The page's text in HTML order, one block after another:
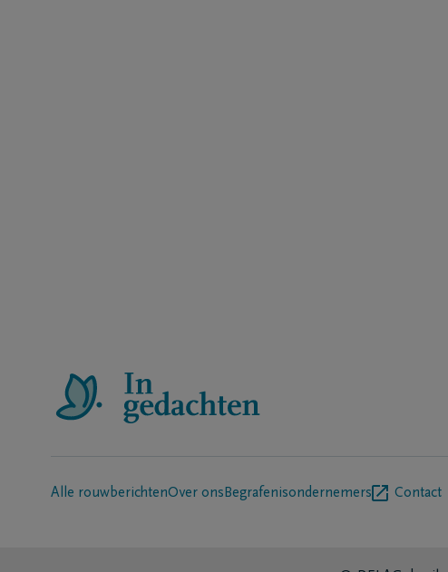
Alle rouwberichtenOver ons Begrafenisondernemers Contact